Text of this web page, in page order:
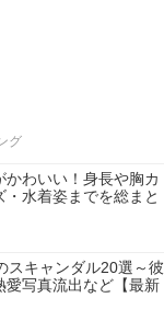
グ
かわいい！身長や胸カ
・水着姿までを総まと
スキャンダル20選～彼
愛写真流出など【最新